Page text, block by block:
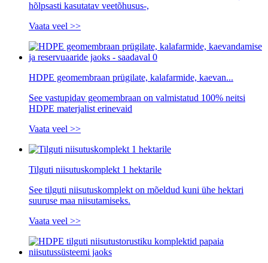
hõlpsasti kasutatav veetõhusus-,
Vaata veel >>
HDPE geomembraan prügilate, kalafarmide, kaevan...
See vastupidav geomembraan on valmistatud 100% neitsi
HDPE materjalist erinevaid
Vaata veel >>
Tilguti niisutuskomplekt 1 hektarile
See tilguti niisutuskomplekt on mõeldud kuni ühe hektari
suuruse maa niisutamiseks.
Vaata veel >>